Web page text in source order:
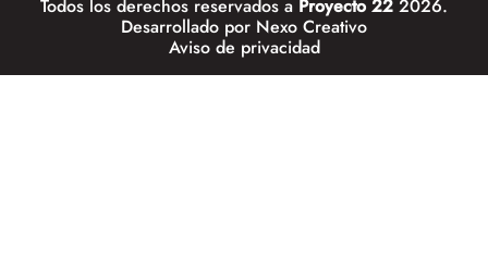
Todos los derechos reservados a Proyecto 22 2026.
Desarrollado por Nexo Creativo
Aviso de privacidad